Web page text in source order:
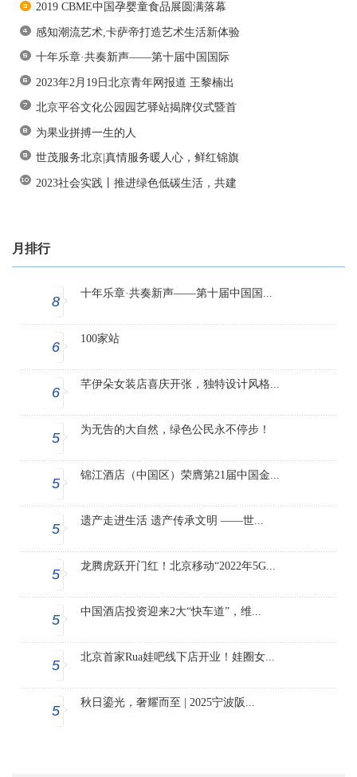
2019 CBME中国孕婴童食品展圆满落幕
感知潮流艺术,卡萨帝打造艺术生活新体验
十年乐章·共奏新声——第十届中国国际
2023年2月19日北京青年网报道 王黎楠出
北京平谷文化公园园艺驿站揭牌仪式暨首
为果业拼搏一生的人
世茂服务北京|真情服务暖人心，鲜红锦旗
2023社会实践丨推进绿色低碳生活，共建
月排行
8
十年乐章·共奏新声——第十届中国国...
6
100家站
6
芊伊朵女装店喜庆开张，独特设计风格...
5
为无告的大自然，绿色公民永不停步！
5
锦江酒店（中国区）荣膺第21届中国金...
5
遗产走进生活 遗产传承文明 ——世...
5
龙腾虎跃开门红！北京移动“2022年5G...
5
中国酒店投资迎来2大“快车道”，维...
5
北京首家Rua娃吧线下店开业！娃圈女...
5
秋日鎏光，奢耀而至 | 2025宁波阪...